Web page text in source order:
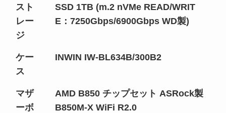
スト
レー
ジ
SSD 1TB (m.2 nVMe READ/WRIT
E：7250Gbps/6900Gbps WD製)
ケー
ス
INWIN IW-BL634B/300B2
マザ
ーボ
AMD B850 チップセット ASRock製
B850M-X WiFi R2.0